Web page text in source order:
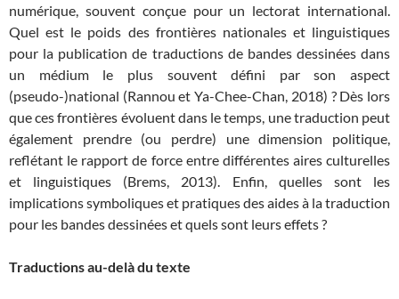
numérique, souvent conçue pour un lectorat international.
Quel est le poids des frontières nationales et linguistiques
pour la publication de traductions de bandes dessinées dans
un médium le plus souvent défini par son aspect
(pseudo-)national (Rannou et Ya-Chee-Chan, 2018) ? Dès lors
que ces frontières évoluent dans le temps, une traduction peut
également prendre (ou perdre) une dimension politique,
reflétant le rapport de force entre différentes aires culturelles
et linguistiques (Brems, 2013). Enfin, quelles sont les
implications symboliques et pratiques des aides à la traduction
pour les bandes dessinées et quels sont leurs effets ?
Traductions au-delà du texte